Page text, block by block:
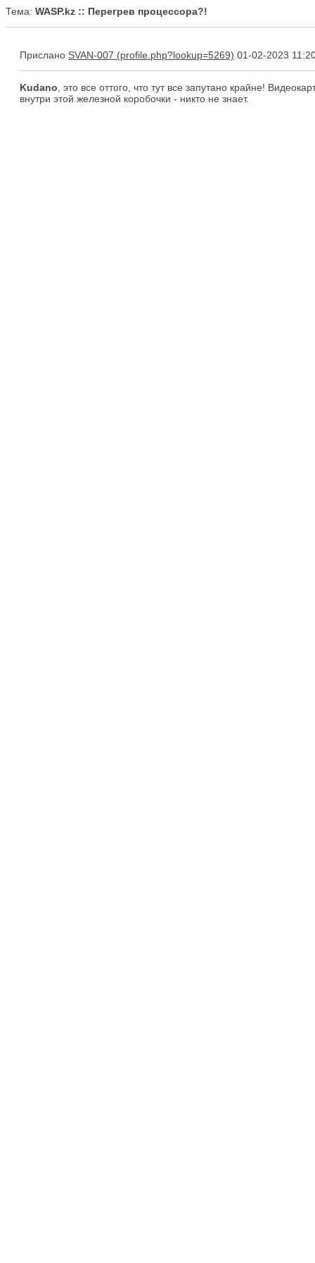
Тема: WASP.kz :: Перегрев процессора?!
Прислано SVAN-007 01-02-2023
Kudano , это все оттого, что тут все запутано крайне!
внутри этой железной коробочки - никто не знает.